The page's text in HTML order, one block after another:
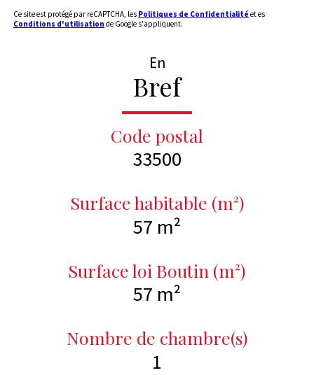
Ce site est protégé par reCAPTCHA, les Politiques de Confidentialité et es
Conditions d'utilisation de Google s'appliquent.
En
Bref
Code postal
33500
Surface habitable (m²)
57 m²
Surface loi Boutin (m²)
57 m²
Nombre de chambre(s)
1